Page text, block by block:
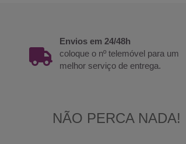
Envios em 24/48h
coloque o nº telemóvel para um
melhor serviço de entrega.